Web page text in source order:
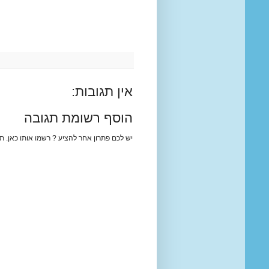
אין תגובות:
הוסף רשומת תגובה
יש לכם פתרון אחר להציע ? רשמו אותו כאן.